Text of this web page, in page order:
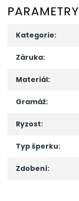
PARAMETRY
Kategorie:
Záruka:
Materiál:
Gramáž:
Ryzost:
Typ šperku:
Zdobení: